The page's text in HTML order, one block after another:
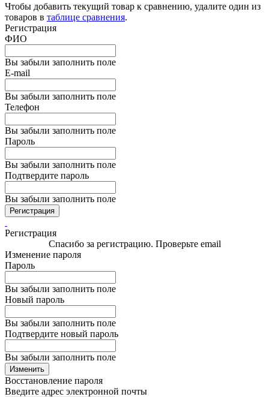
Чтобы добавить текущий товар к сравнению, удалите один из
товаров в таблице сравнения.
Регистрация
ФИО
Вы забыли заполнить поле
E-mail
Вы забыли заполнить поле
Телефон
Вы забыли заполнить поле
Пароль
Вы забыли заполнить поле
Подтвердите пароль
Вы забыли заполнить поле
Регистрация
Регистрация
Спасибо за регистрацию. Проверьте email
Изменение пароля
Пароль
Вы забыли заполнить поле
Новый пароль
Вы забыли заполнить поле
Подтвердите новый пароль
Вы забыли заполнить поле
Изменить
Восстановление пароля
Введите адрес электронной почты